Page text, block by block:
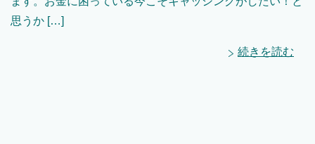
思うか […]
続きを読む